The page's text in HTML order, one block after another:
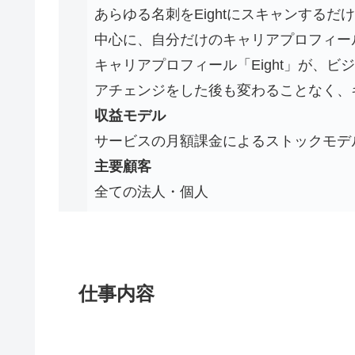
あらゆる名刺をEightにスキャンするだ
中心に、自分だけのキャリアプロフィ
キャリアプロフィール「Eight」が、ビ
アチェンジをした後も変わることなく
収益モデル
サービスの月額課金によるストックモデ
主要顧客
全ての法人・個人
仕事内容